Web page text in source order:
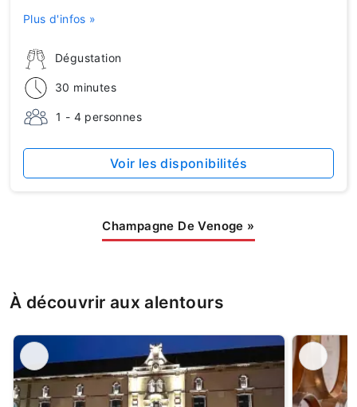
Dégustation
30 minutes
1 - 4 personnes
Plus d'infos »
Voir les disponibilités
Champagne De Venoge »
À découvrir aux alentours